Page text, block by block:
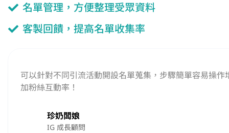
名單管理，方便整理受眾資料
客製回饋，提高名單收集率
可以針對不同引流活動開設名單蒐集，步驟簡單容易操作
加粉絲互動率！
珍奶闆娘
IG 成長顧問